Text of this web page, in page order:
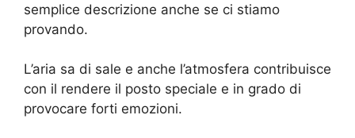
semplice descrizione anche se ci stiamo
provando.
L’aria sa di sale e anche l’atmosfera contribuisce
con il rendere il posto speciale e in grado di
provocare forti emozioni.